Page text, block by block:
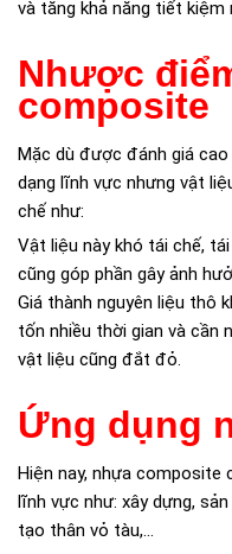
và tăng khả năng tiết kiệm
Nhược
composite
Mặc dù được đánh giá
dạng lĩnh vực nhưng vật
chế như:
Vật liệu này khó tái chế,
cũng góp phần gây ảnh
Giá thành nguyên liệu thô
tốn nhiều thời gian và cần
vật liệu cũng đắt đỏ.
Ứng dụng
Hiện nay, nhựa composite
lĩnh vực như: xây dựng,
tạo thân vỏ tàu,...